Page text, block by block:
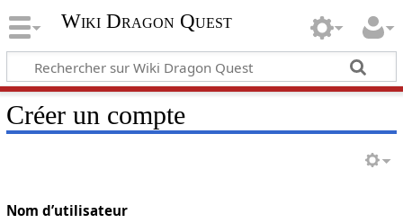
Wiki Dragon Quest
Créer un compte
Nom d’utilisateur